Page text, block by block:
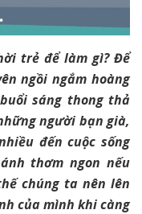
trẻ để làm gì? Để
ngồi ngắm hoàng
sáng thong thả
người bạn già,
đến cuộc sống
thơm ngon nếu
chúng ta nên lên
của mình khi càng